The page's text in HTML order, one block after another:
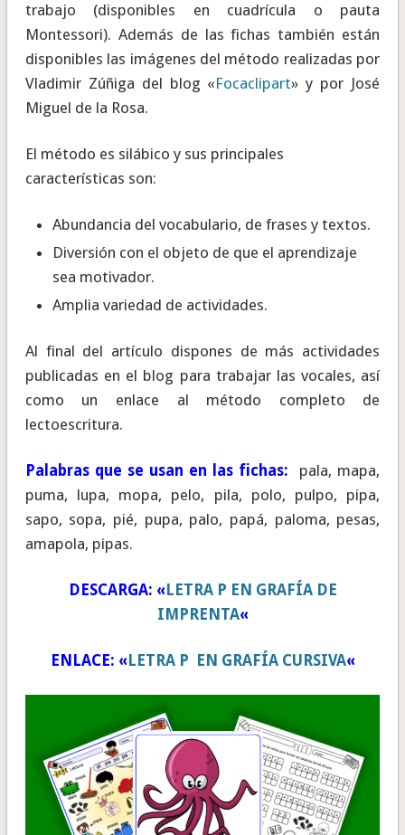
trabajo (disponibles en cuadrícula o pauta
Montessori). Además de las fichas también están
disponibles las imágenes del método realizadas por
Vladimir Zúñiga del blog «Focaclipart» y por José
Miguel de la Rosa.
El método es silábico y sus principales
características son:
Abundancia del vocabulario, de frases y textos.
Diversión con el objeto de que el aprendizaje
sea motivador.
Amplia variedad de actividades.
Al final del artículo dispones de más actividades
publicadas en el blog para trabajar las vocales, así
como un enlace al método completo de
lectoescritura.
Palabras que se usan en las fichas: pala, mapa,
puma, lupa, mopa, pelo, pila, polo, pulpo, pipa,
sapo, sopa, pié, pupa, palo, papá, paloma, pesas,
amapola, pipas.
DESCARGA: «LETRA P EN GRAFÍA DE
IMPRENTA«
ENLACE: «LETRA P EN GRAFÍA CURSIVA«